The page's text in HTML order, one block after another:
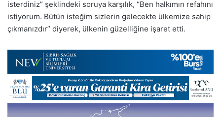
isterdiniz” şeklindeki soruya karşılık, “Ben halkımın refahını
istiyorum. Bütün isteğim sizlerin gelecekte ülkemize sahip
çıkmanızdır” diyerek, ülkenin güzelliğine işaret etti.